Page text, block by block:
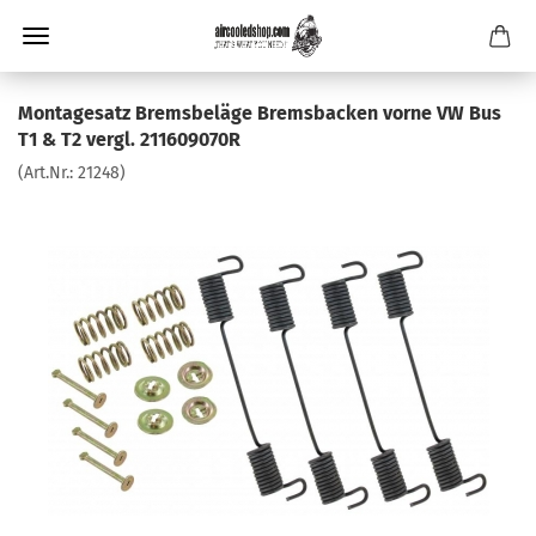
Montagesatz Bremsbeläge Bremsbacken vorne VW Bus
T1 & T2 vergl. 211609070R
(Art.Nr.: 21248)